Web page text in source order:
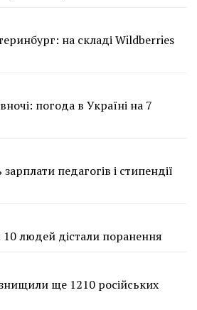
на складі Wildberries
погода в Україні на 7
педагогів і стипендії
людей дістали поранення
ще 1210 російських